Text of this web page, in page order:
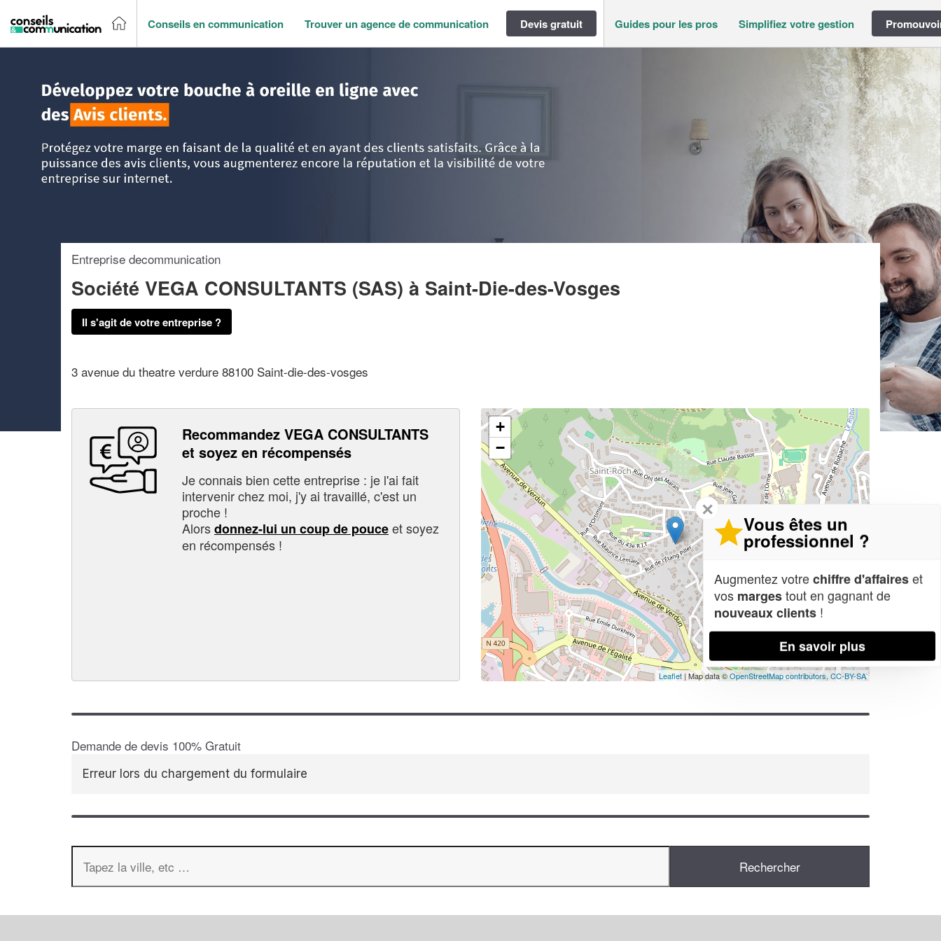
Conseils en communication Trouver un agence de communication Devis gratuit Guides pour les pros Simplifiez votre gestion
Entreprise decommunication
Société VEGA CONSULTANTS (SAS) à Saint-Die-des-Vosges
Il s'agit de votre entreprise ?
3 avenue du theatre verdure 88100 Saint-die-des-vosges
Recommandez VEGA CONSULTANTS
et soyez en récompensés
Je connais bien cette entreprise : je l'ai fait
intervenir chez moi, j'y ai travaillé, c'est un
proche !
Alorsdonnez-lui un coup de pouceet soyez
en récompensés !
+
−
Leaflet | Map data ©OpenStreetMap contributors, CC-BY-SA
Demande de devis 100% Gratuit
Erreur lors du chargement du formulaire
✕
Vous êtes un
professionnel ?
Augmentez votrechiffre d'affaireset
vos margestout en gagnant de
nouveaux clients !
En savoir plus